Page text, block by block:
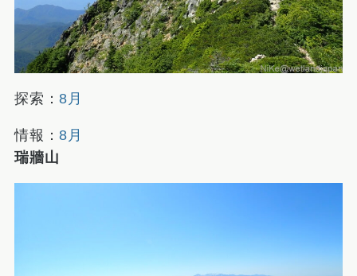
探索：8月
情報：8月
瑞牆山